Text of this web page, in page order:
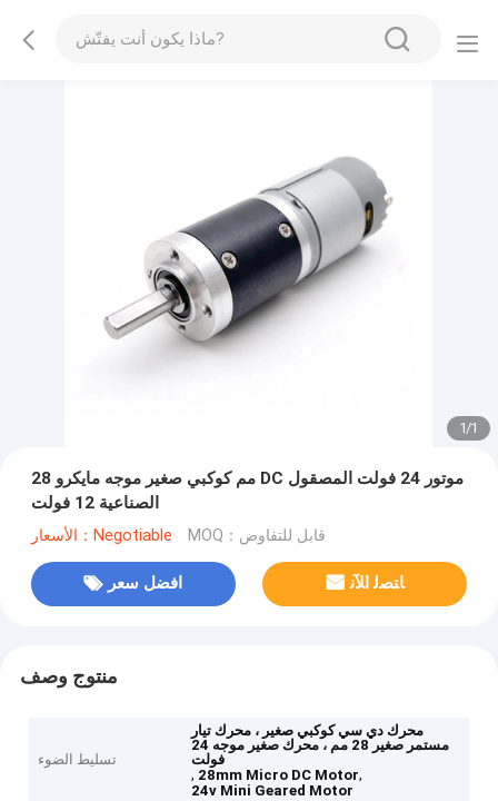
1/1
28 مم كوكبي صغير موجه مايكرو DC موتور 24 فولت المصقول
الصناعية 12 فولت
الأسعار：Negotiable MOQ：قابل للتفاوض
افضل سعر ﺎﺘﺼﻟ ﺍﻶﻧ
منتوج وصف
تسليط الضوء
محرك دي سي كوكبي صغير ، محرك تيار
مستمر صغير 28 مم ، محرك صغير موجه 24
فولت
, 28mm Micro DC Motor,
24v Mini Geared Motor